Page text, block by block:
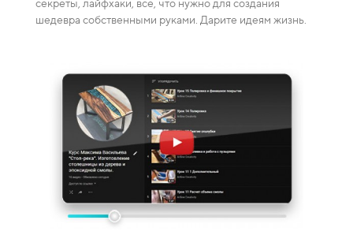
секреты, лайфхаки, все, что нужно для создания
шедевра собственными руками. Дарите идеям жизнь.